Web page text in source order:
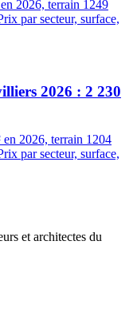
2026, terrain 1249
par secteur, surface,
2026 : 2 230
2026, terrain 1204
par secteur, surface,
et architectes du